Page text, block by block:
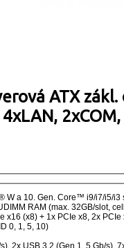
ATX zákl.
2xCOM,
W a 10. Gen. Core™ i9/i7/i5/i3
RAM (max. 32GB/slot,
x16 (x8) + 1x PCIe x8, 2x PCIe
0, 1, 5, 10)
2x USB 3.2 (Gen 1, 5 Gb/s),